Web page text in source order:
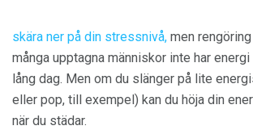
skära ner på din stressnivå, men
många upptagna människor inte har
lång dag. Men om du slänger på lite
eller pop, till exempel) kan du höja din
när du städar.